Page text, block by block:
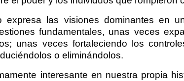
expresa las visiones dominantes en
fundamentales, unas veces
unas veces fortaleciendo los
o eliminándolos.
interesante en nuestra propia